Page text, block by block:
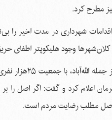
مطرح کرد.
شهرداری در مدت اخیر را
وجود هلیکوپتر اطفای
شهباز حسن‌پور، با
اعلام کرد و گفت: اگر اصل
اصل مطلب رضایت مردم است.